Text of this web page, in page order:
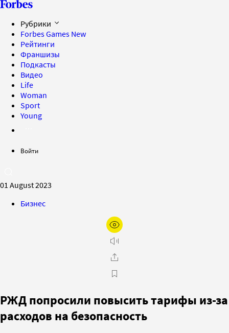
Рубрики
Forbes Games New
Рейтинги
Франшизы
Подкасты
Видео
Life
Woman
Sport
Young
Войти
01 August 2023
Бизнес
РЖД попросили повысить тарифы из-за
расходов на безопасность